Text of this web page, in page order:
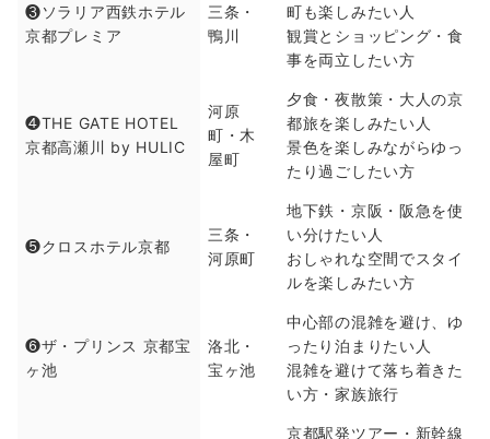
❸ソラリア西鉄ホテル
京都プレミア
三条・
鴨川
町も楽しみたい人
観賞とショッピング・食
事を両立したい方
❹THE GATE HOTEL
京都高瀬川 by HULIC
河原
町・木
屋町
夕食・夜散策・大人の京
都旅を楽しみたい人
景色を楽しみながらゆっ
たり過ごしたい方
❺クロスホテル京都
三条・
河原町
地下鉄・京阪・阪急を使
い分けたい人
おしゃれな空間でスタイ
ルを楽しみたい方
❻ザ・プリンス 京都宝
ヶ池
洛北・
宝ヶ池
中心部の混雑を避け、ゆ
ったり泊まりたい人
混雑を避けて落ち着きた
い方・家族旅行
京都駅発ツアー・新幹線